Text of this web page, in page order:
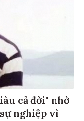
cả đời" nhờ
nghiệp vì